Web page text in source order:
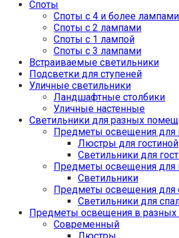
Споты
Споты с 4 и более лампами
Споты с 2 лампами
Споты с 1 лампой
Споты с 3 лампами
Встраиваемые светильники
Подсветки для ступеней
Уличные светильники
Ландшафтные столбики
Уличные настенные
Светильники для разных
Предметы освещения для
Люстры для гостиной
Светильники для
Предметы освещения для
Светильники
Предметы освещения для
Светильники для
Предметы освещения в разных
Cовременный